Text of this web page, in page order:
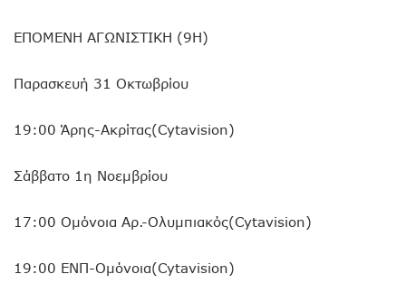
ΕΠΟΜΕΝΗ ΑΓΩΝΙΣΤΙΚΗ (9Η)
Παρασκευή 31 Οκτωβρίου
19:00 Άρης-Ακρίτας(Cytavision)
Σάββατο 1η Νοεμβρίου
17:00 Ομόνοια Αρ.-Ολυμπιακός(Cytavision)
19:00 ΕΝΠ-Ομόνοια(Cytavision)